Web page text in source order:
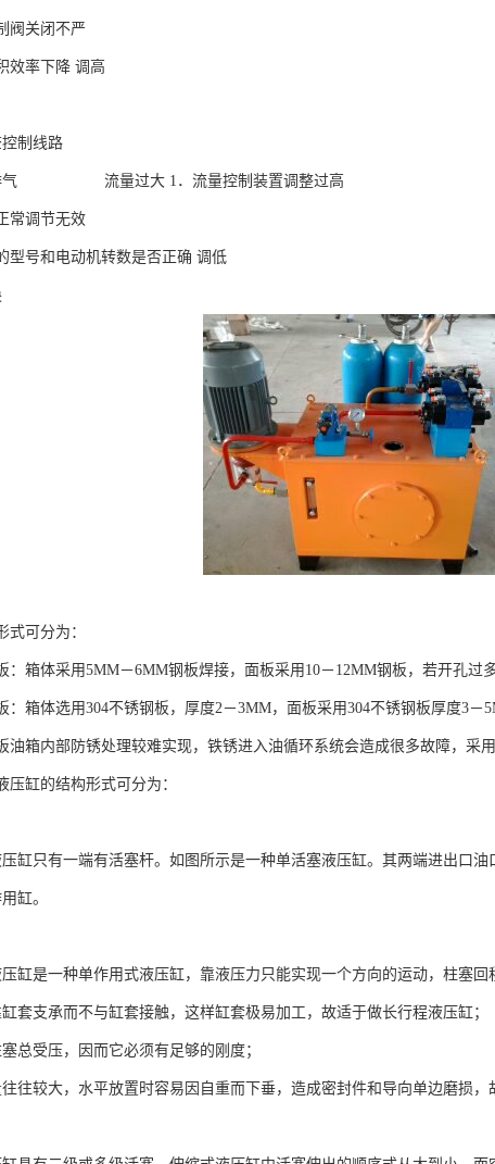
阀关闭不严
效率下降 调高
制线路
气 流量过大 1．流量控制装置调整过高
常调节无效
型号和电动机转数是否正确 调低
式可分为：
：箱体采用5MM－6MM钢板焊接，面板采用10－12MM钢板，若开孔过
：箱体选用304不锈钢板，厚度2－3MM，面板采用304不锈钢板厚度3－
油箱内部防锈处理较难实现，铁锈进入油循环系统会造成很多故障，采
压缸的结构形式可分为：
缸只有一端有活塞杆。如图所示是一种单活塞液压缸。其两端进出口油
缸。
缸是一种单作用式液压缸，靠液压力只能实现一个方向的运动，柱塞回
套支承而不与缸套接触，这样缸套极易加工，故适于做长行程液压缸；
总受压，因而它必须有足够的刚度；
往较大，水平放置时容易因自重而下垂，造成密封件和导向单边磨损，